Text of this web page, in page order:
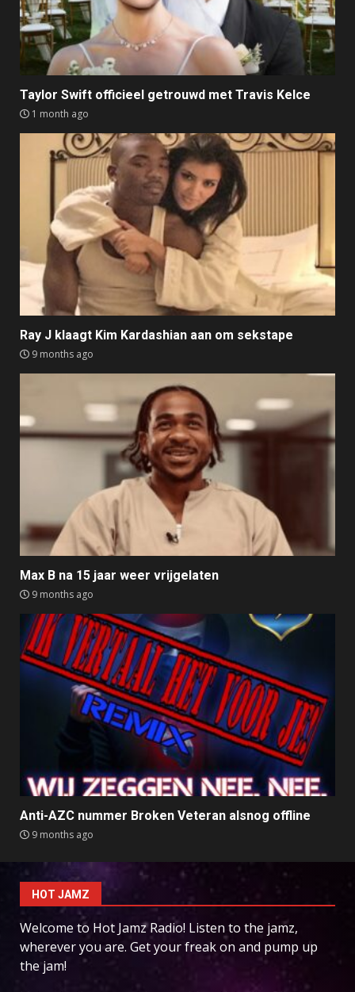
Taylor Swift officieel getrouwd met Travis Kelce
1 month ago
Ray J klaagt Kim Kardashian aan om sekstape
9 months ago
Max B na 15 jaar weer vrijgelaten
9 months ago
Anti-AZC nummer Broken Veteran alsnog offline
9 months ago
HOT JAMZ
Welcome to Hot Jamz Radio! Listen to the jamz,
wherever you are. Get your freak on and pump up
the jam!